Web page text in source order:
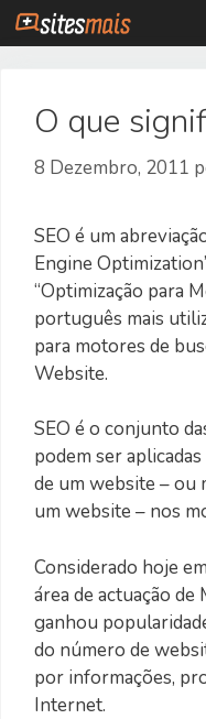
Saltar
para
O que
8 Dezembro, 2011
SEO é um
Engine
“Optimização para
português mais
para motores de
Website.
SEO é o conjunto
podem ser
de um website – ou
um website – nos
Considerado hoje
área de actuação
ganhou
do número de
por informações,
Internet.